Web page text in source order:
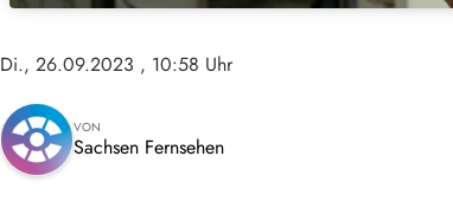
Di., 26.09.2023 , 10:58 Uhr
VON
Sachsen Fernsehen